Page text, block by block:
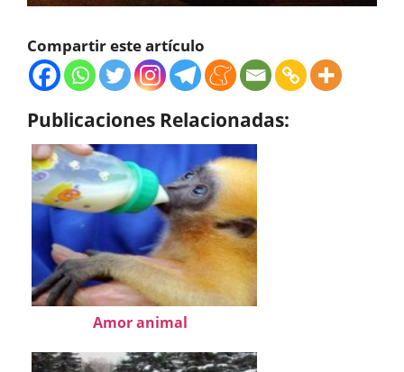
Compartir este artículo
Publicaciones Relacionadas:
Amor animal